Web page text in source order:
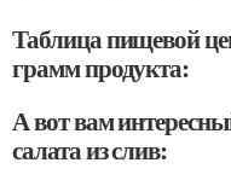
Таблица пищевой
грамм продукта:
А вот вам
салата из слив: